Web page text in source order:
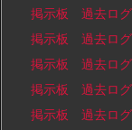
掲示板 過去ログ
掲示板 過去ログ
掲示板 過去ログ
掲示板 過去ログ
掲示板 過去ログ